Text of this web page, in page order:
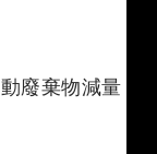
廢棄物減量